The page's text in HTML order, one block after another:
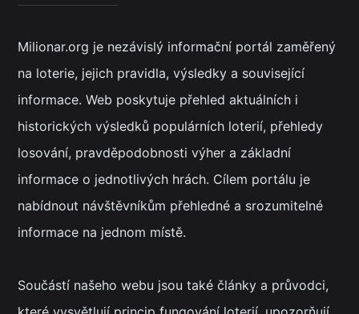
Milionar.org je nezávislý informační portál zaměřený
na loterie, jejich pravidla, výsledky a související
informace. Web poskytuje přehled aktuálních i
historických výsledků populárních loterií, přehledy
losování, pravděpodobnosti výher a základní
informace o jednotlivých hrách. Cílem portálu je
nabídnout návštěvníkům přehledné a srozumitelné
informace na jednom místě.
Součástí našeho webu jsou také články a průvodci,